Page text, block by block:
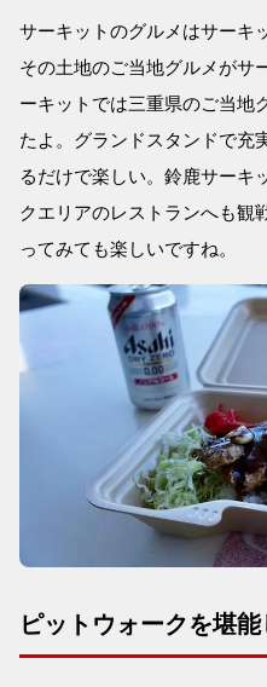
サーキットのグルメはサーキ
その土地のご当地グルメがサ
ーキットでは三重県のご当地
たよ。グランドスタンドで充
るだけで楽しい。鈴鹿サーキ
クエリアのレストランへも観
ってみても楽しいですね。
ピットウォークを堪能